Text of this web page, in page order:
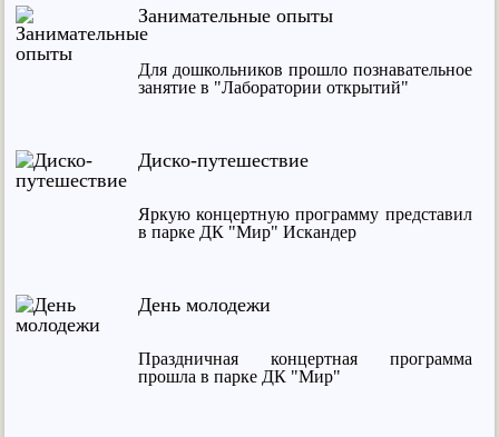
Занимательные опыты
Для дошкольников прошло познавательное
занятие в "Лаборатории открытий"
Диско-путешествие
Яркую концертную программу представил
в парке ДК "Мир" Искандер
День молодежи
Праздничная концертная программа
прошла в парке ДК "Мир"